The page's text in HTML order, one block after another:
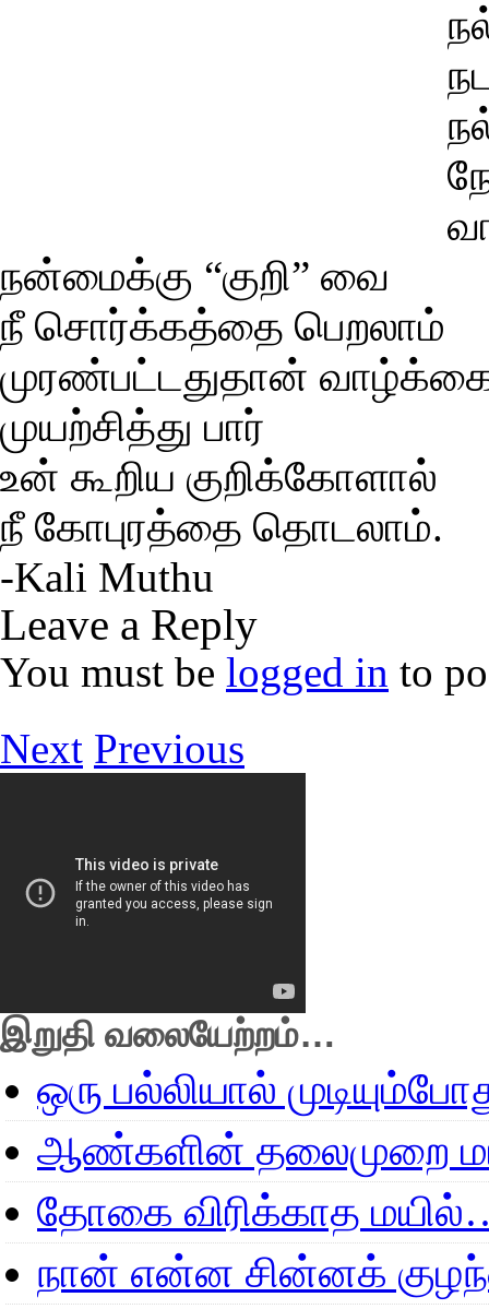
நன்மைக்கு “குறி” வை
நீ சொர்க்கத்தை பெறலாம்
முரண்பட்டதுதான்
முயற்சித்து பார்
உன் கூறிய குறிக்கோளால்
நீ கோபுரத்தை தொடலாம்.
-Kali Muthu
Leave a Reply
You must be logged in to
Next Previous
இறுதி வலையேற்றம்…
ஒரு பல்லியால்
ஆண்களின் தலைமுறை
தோகை விரிக்காத
நான் என்ன சின்னக்